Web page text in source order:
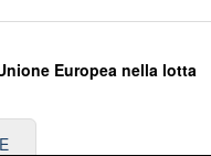
Europea nella lotta